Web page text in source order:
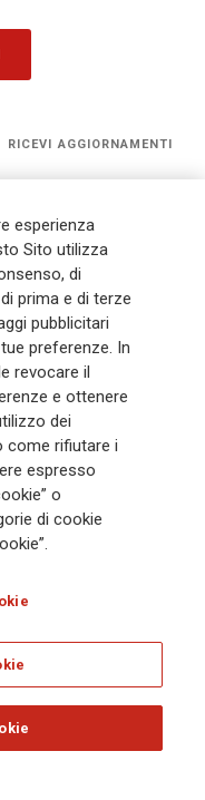
RICEVI AGGIORNAMENTI
pari a € 98,1
nel 1831, con oltre 88
75 milioni di clienti, il
e una presenza
di Generali c'è il suo
attraverso soluzioni
di prima classe e le sue
Il Gruppo ha
le scelte strategiche, con
mentre costruisce una
& GDPR
esperienza
Sito utilizza
di
prima e di terze
pubblicitari
preferenze. In
revocare il
e ottenere
dei
come rifiutare i
espresso
o
di cookie